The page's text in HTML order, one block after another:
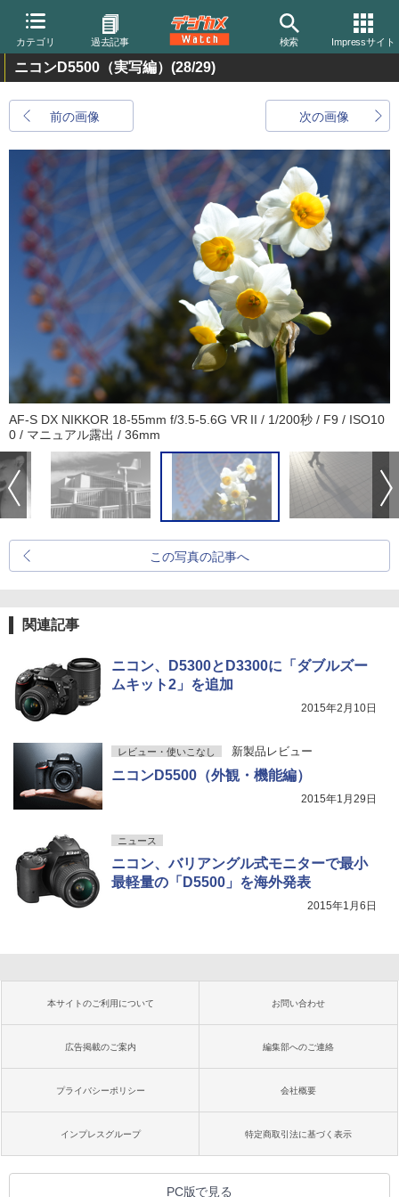
カテゴリ 過去記事 検索 Impressサイト
ニコンD5500（実写編） (28/29)
前の画像 次の画像
AF-S DX NIKKOR 18-55mm f/3.5-5.6G VR II / 1/200秒 / F9 / ISO10
0 / マニュアル露出 / 36mm
この写真の記事へ
関連記事
ニコン、D5300とD3300に「ダブルズー
ムキット2」を追加
2015年2月10日
レビュー・使いこなし 新製品レビュー
ニコンD5500（外観・機能編）
2015年1月29日
ニュース
ニコン、バリアングル式モニターで最小
最軽量の「D5500」を海外発表
2015年1月6日
本サイトのご利用について お問い合わせ
広告掲載のご案内 編集部へのご連絡
プライバシーポリシー 会社概要
インプレスグループ 特定商取引法に基づく表示
PC版で見る